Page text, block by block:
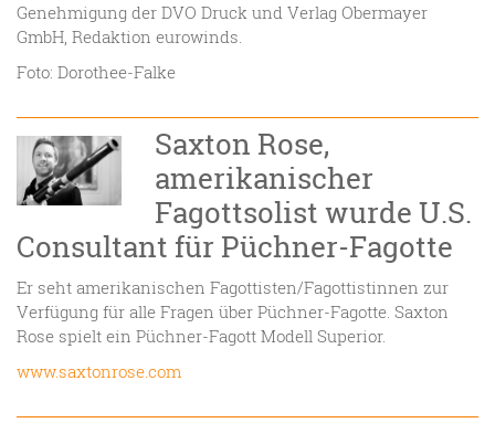
Genehmigung der DVO Druck und Verlag Obermayer
GmbH, Redaktion eurowinds.
Foto: Dorothee-Falke
Saxton Rose,
amerikanischer
Fagottsolist wurde U.S.
Consultant für Püchner-Fagotte
Er seht amerikanischen Fagottisten/Fagottistinnen zur
Verfügung für alle Fragen über Püchner-Fagotte. Saxton
Rose spielt ein Püchner-Fagott Modell Superior.
www.saxtonrose.com